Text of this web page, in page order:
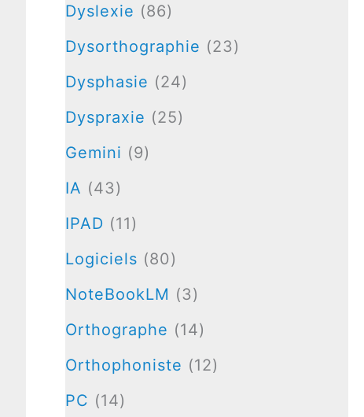
Dyslexie (86)
Dysorthographie (23)
Dysphasie (24)
Dyspraxie (25)
Gemini (9)
IA (43)
IPAD (11)
Logiciels (80)
NoteBookLM (3)
Orthographe (14)
Orthophoniste (12)
PC (14)